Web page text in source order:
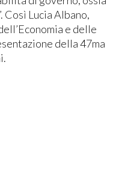
Così Lucia Albano,
e delle
della 47ma